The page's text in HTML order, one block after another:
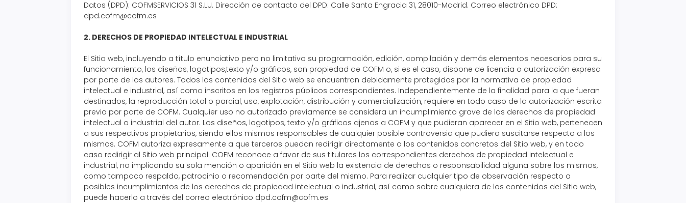
Datos (DPD): COFMSERVICIOS 31 S.LU. Dirección de contacto del DPD: Calle Santa Engracia 31, 28010-Madrid. Correo electrónico DPD:
dpd.cofm@cofm.es
2. DERECHOS DE PROPIEDAD INTELECTUAL E INDUSTRIAL
El Sitio web, incluyendo a título enunciativo pero no limitativo su programación, edición, compilación y demás elementos necesarios para su
funcionamiento, los diseños, logotipos,texto y/o gráficos, son propiedad de COFM o, si es el caso, dispone de licencia o autorización expresa
por parte de los autores. Todos los contenidos del Sitio web se encuentran debidamente protegidos por la normativa de propiedad
intelectual e industrial, así como inscritos en los registros públicos correspondientes. Independientemente de la finalidad para la que fueran
destinados, la reproducción total o parcial, uso, explotación, distribución y comercialización, requiere en todo caso de la autorización escrita
previa por parte de COFM. Cualquier uso no autorizado previamente se considera un incumplimiento grave de los derechos de propiedad
intelectual o industrial del autor. Los diseños, logotipos, texto y/o gráficos ajenos a COFM y que pudieran aparecer en el Sitio web, pertenecen
a sus respectivos propietarios, siendo ellos mismos responsables de cualquier posible controversia que pudiera suscitarse respecto a los
mismos. COFM autoriza expresamente a que terceros puedan redirigir directamente a los contenidos concretos del Sitio web, y en todo
caso redirigir al Sitio web principal. COFM reconoce a favor de sus titulares los correspondientes derechos de propiedad intelectual e
industrial, no implicando su sola mención o aparición en el Sitio web la existencia de derechos o responsabilidad alguna sobre los mismos,
como tampoco respaldo, patrocinio o recomendación por parte del mismo. Para realizar cualquier tipo de observación respecto a
posibles incumplimientos de los derechos de propiedad intelectual o industrial, así como sobre cualquiera de los contenidos del Sitio web,
puede hacerlo a través del correo electrónico dpd.cofm@cofm.es